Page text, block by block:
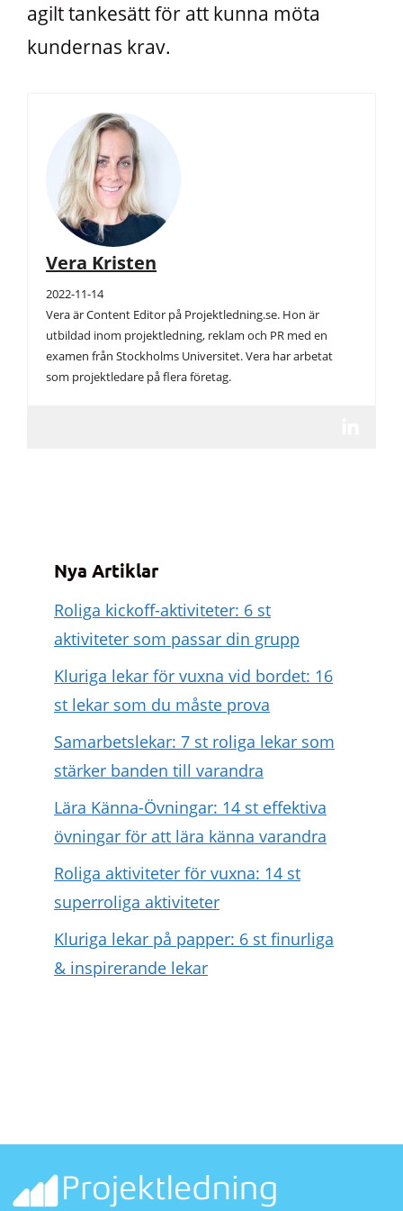
agilt tankesätt för att kunna möta
kundernas krav.
Vera Kristen
2022-11-14
Vera är Content Editor på Projektledning.se. Hon är
utbildad inom projektledning, reklam och PR med en
examen från Stockholms Universitet. Vera har arbetat
som projektledare på flera företag.
Nya Artiklar
Roliga kickoff-aktiviteter: 6 st
aktiviteter som passar din grupp
Kluriga lekar för vuxna vid bordet: 16
st lekar som du måste prova
Samarbetslekar: 7 st roliga lekar som
stärker banden till varandra
Lära Känna-Övningar: 14 st effektiva
övningar för att lära känna varandra
Roliga aktiviteter för vuxna: 14 st
superroliga aktiviteter
Kluriga lekar på papper: 6 st finurliga
& inspirerande lekar